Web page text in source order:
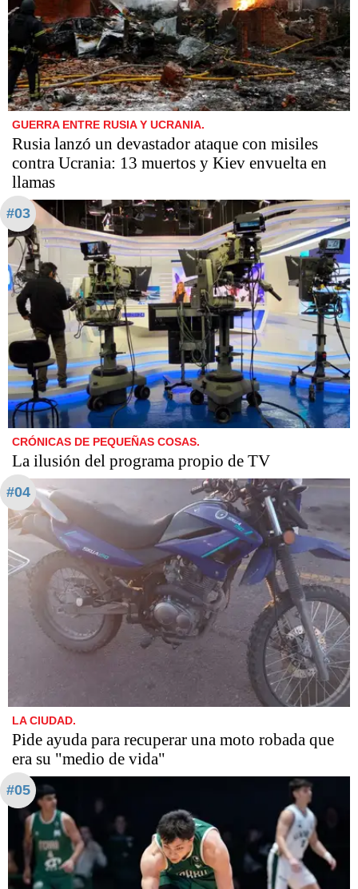
GUERRA ENTRE RUSIA Y UCRANIA.
Rusia lanzó un devastador ataque con misiles
contra Ucrania: 13 muertos y Kiev envuelta en
llamas
#03
CRÓNICAS DE PEQUEÑAS COSAS.
La ilusión del programa propio de TV
#04
LA CIUDAD.
Pide ayuda para recuperar una moto robada que
era su "medio de vida"
#05